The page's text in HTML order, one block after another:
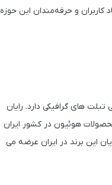
کاربران و حرفه‌مندان این حوزه
های گرافیکی دارد. رایان
هوئیون در کشور ایران
مشتریان این برند در ایران عرضه می